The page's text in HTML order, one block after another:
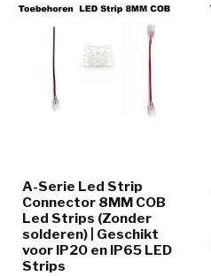
A-Serie Led Strip
Connector 8MM COB
Led Strips (Zonder
solderen) | Geschikt
voor IP20 en IP65 LED
Strips